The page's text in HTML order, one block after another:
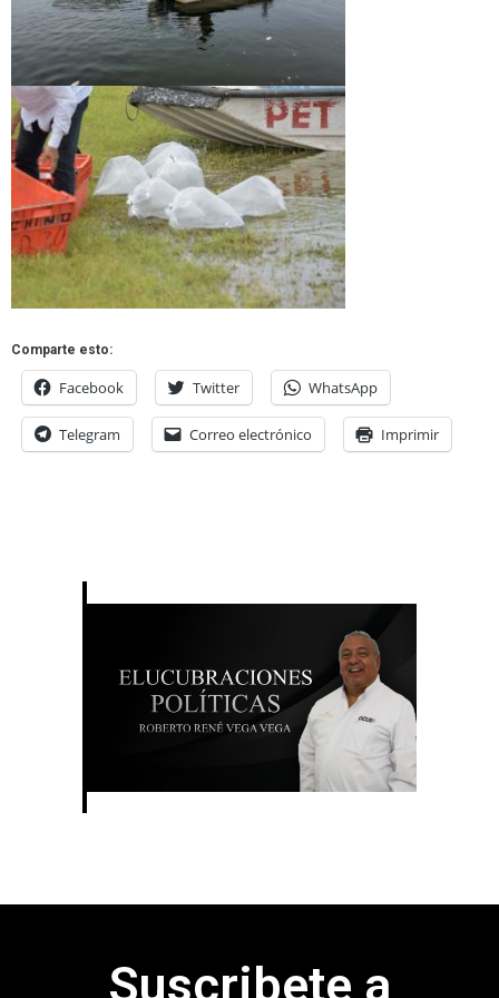
Comparte esto:
Facebook Twitter WhatsApp
Telegram Correo electrónico Imprimir
Suscribete a